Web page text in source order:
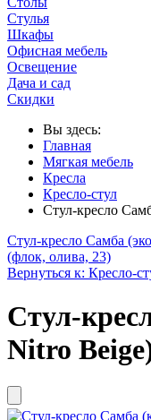
Стулья
Шкафы
Офисная мебель
Освещение
Дача и сад
Скидки
Вы здесь:
Главная
Мягкая мебель
Кресла
Кресло-стул
Стул-кресло
Стул-кресло Самба
(флок, олива, 23)
Вернуться к: Кресло-
Стул-
Nitro